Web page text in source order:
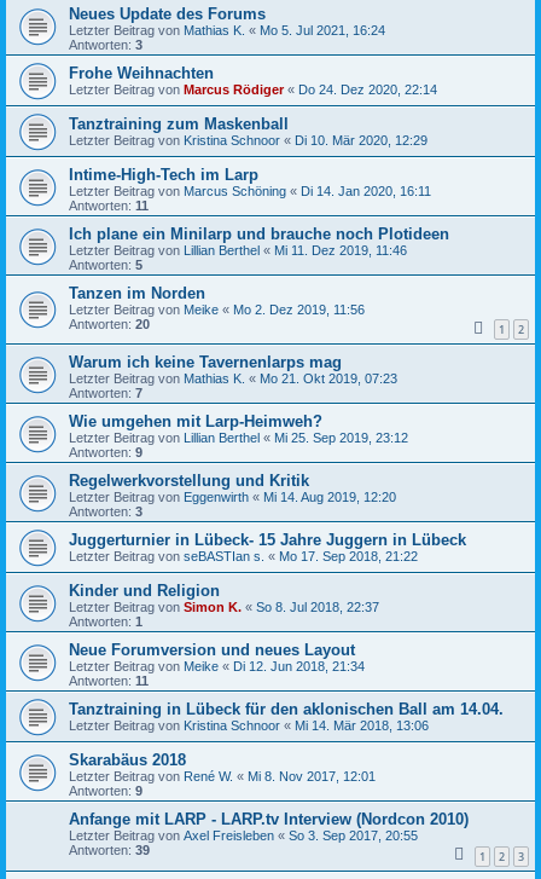
Neues Update des Forums
Letzter Beitrag von Mathias K. « Mo 5. Jul 2021, 16:24
Antworten: 3
Frohe Weihnachten
Letzter Beitrag von Marcus Rödiger« Do 24. Dez 2020, 22:14
Tanztraining zum Maskenball
Letzter Beitrag von Kristina Schnoor « Di 10. Mär 2020, 12:29
Intime-High-Tech im Larp
Letzter Beitrag von Marcus Schöning « Di 14. Jan 2020, 16:11
Antworten: 11
Ich plane ein Minilarp und brauche noch Plotideen
Letzter Beitrag von Lillian Berthel « Mi 11. Dez 2019, 11:46
Antworten: 5
Tanzen im Norden
Letzter Beitrag von Meike « Mo 2. Dez 2019, 11:56
Antworten: 20 1 2
Warum ich keine Tavernenlarps mag
Letzter Beitrag von Mathias K. « Mo 21. Okt 2019, 07:23
Antworten: 7
Wie umgehen mit Larp-Heimweh?
Letzter Beitrag von Lillian Berthel « Mi 25. Sep 2019, 23:12
Antworten: 9
Regelwerkvorstellung und Kritik
Letzter Beitrag von Eggenwirth « Mi 14. Aug 2019, 12:20
Antworten: 3
Juggerturnier in Lübeck- 15 Jahre Juggern in Lübeck
Letzter Beitrag von seBASTIan s. « Mo 17. Sep 2018, 21:22
Kinder und Religion
Letzter Beitrag von Simon K. « So 8. Jul 2018, 22:37
Antworten: 1
Neue Forumversion und neues Layout
Letzter Beitrag von Meike « Di 12. Jun 2018, 21:34
Antworten: 11
Tanztraining in Lübeck für den aklonischen Ball am 14.04.
Letzter Beitrag von Kristina Schnoor « Mi 14. Mär 2018, 13:06
Skarabäus 2018
Letzter Beitrag von René W. « Mi 8. Nov 2017, 12:01
Antworten: 9
Anfange mit LARP - LARP.tv Interview (Nordcon 2010)
Letzter Beitrag von Axel Freisleben « So 3. Sep 2017, 20:55
Antworten: 39 1 2 3